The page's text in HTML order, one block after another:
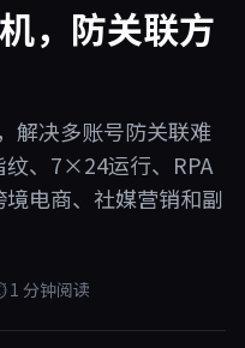
，防关联方
解决多账号防关联难
纹、7×24运行、RPA
电商、社媒营销和副
1 分钟阅读